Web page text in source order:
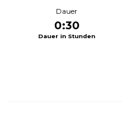
Dauer
0:30
Dauer in Stunden